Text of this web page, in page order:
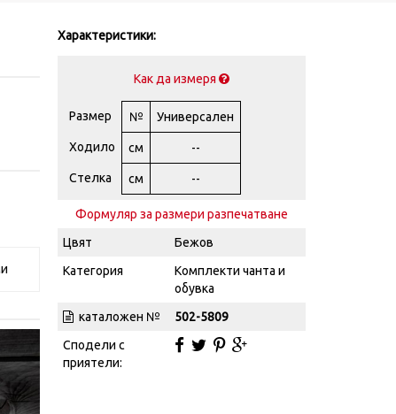
Характеристики:
Как да измеря
Размер № Универсален
Ходило см --
Стелка см --
Формуляр за размери разпечатване
Цвят
Бежов
Категория
Комплекти чанта и
обувка
каталожен №
502-5809
Сподели с
приятели: